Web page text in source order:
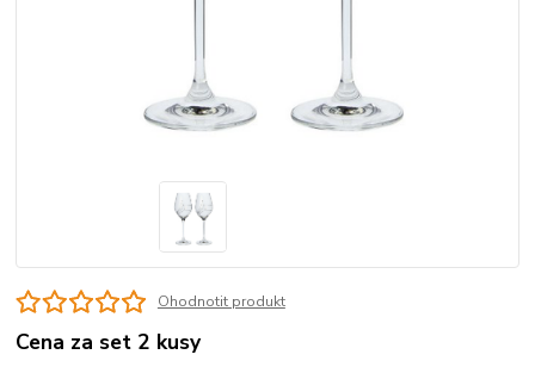
Ohodnotit produkt
Cena za set 2 kusy